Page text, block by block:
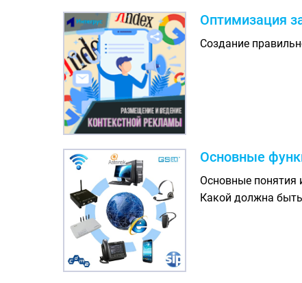
Оптимизация
Создание
Основные
Основные понятия
Какой должна